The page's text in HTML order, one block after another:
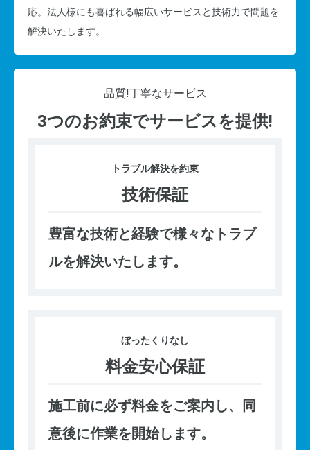
応。法人様にも喜ばれる幅広いサービスと技術力で問題を
解決いたします。
品質!丁寧なサービス
3つのお約束でサービスを提供!
トラブル解決を約束
技術保証
豊富な技術と経験で様々なトラブ
ルを解決いたします。
ぼったくりなし
料金安心保証
施工前に必ず料金をご案内し、同
意後に作業を開始します。